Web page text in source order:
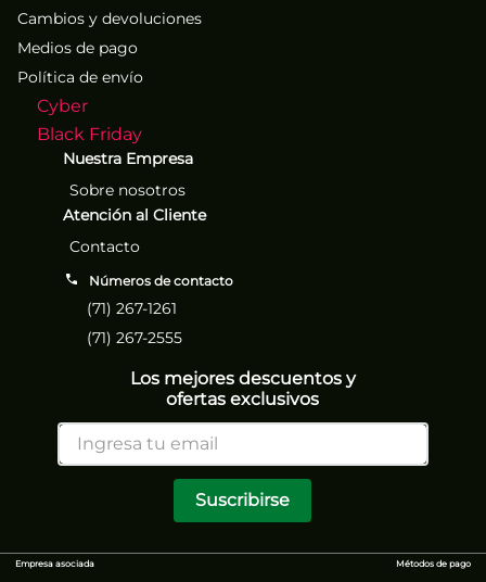
Cambios y devoluciones
Medios de pago
Política de envío
Cyber
Black Friday
Nuestra Empresa
Sobre nosotros
Atención al Cliente
Contacto
Números de contacto
(71) 267-1261
(71) 267-2555
Los mejores descuentos y
ofertas exclusivos
Suscribirse
Empresa asociada Métodos de pago